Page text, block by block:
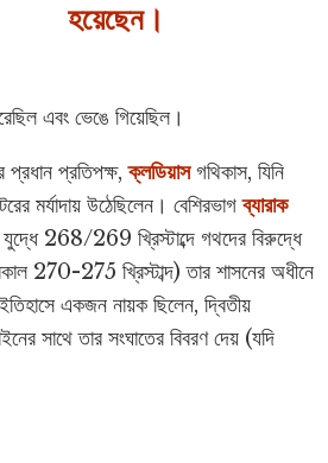
হয়েছেন।
এবং ভেঙে গিয়েছিল।
প্রধান প্রতিপক্ষ,ক্লডিয়াসগথিকাস, যিনি
মর্যাদায় উঠেছিলেন। বেশিরভাগব্যারাক
268/269 খ্রিস্টাব্দে গথদের বিরুদ্ধে
270-275 খ্রিস্টাব্দ) তার শাসনের অধীনে
একজন নায়ক ছিলেন, দ্বিতীয়
সাথে তার সংঘাতের বিবরণ দেয় (যদি